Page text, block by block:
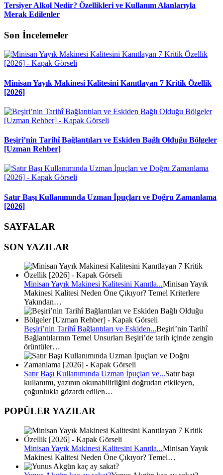
Tersiyer Alkol Nedir? Özellikleri ve Kullanım Alanlarıyla
Merak Edilenler
Son İncelemeler
Minisan Yayık Makinesi Kalitesini Kanıtlayan 7 Kritik Özellik
[2026]
Beşiri’nin Tarihî Bağlantıları ve Eskiden Bağlı Olduğu Bölgeler
[Uzman Rehber]
Satır Başı Kullanımında Uzman İpuçları ve Doğru Zamanlama
[2026]
SAYFALAR
SON YAZILAR
Minisan Yayık Makinesi Kalitesini Kanıtla...Minisan Yayık
Makinesi Kalitesi Neden Öne Çıkıyor? Temel Kriterlere
Yakından…
Beşiri’nin Tarihî Bağlantıları ve Eskiden...Beşiri’nin Tarihî
Bağlantılarının Temel Unsurları Beşiri’de tarih içinde zengin
örüntüler…
Satır Başı Kullanımında Uzman İpuçları ve...Satır başı
kullanımı, yazının okunabilirliğini doğrudan etkileyen,
çoğunlukla gözardı edilen…
POPÜLER YAZILAR
Minisan Yayık Makinesi Kalitesini Kanıtla...Minisan Yayık
Makinesi Kalitesi Neden Öne Çıkıyor? Temel…